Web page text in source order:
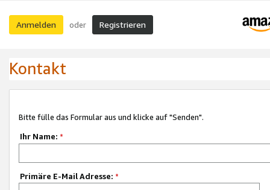
Anmelden oder Registrieren
Kontakt
Bitte fülle das Formular aus und klicke auf "Senden".
Ihr Name: *
Primäre E-Mail Adresse: *